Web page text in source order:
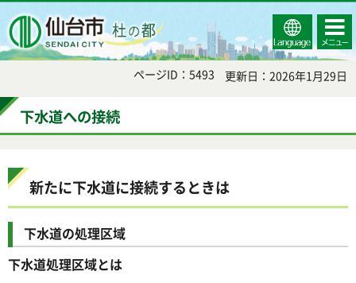
Select
Language
コンテ
ンツメ
ニュー
ページID：5493 更新日：2026年1月29日
下水道への接続
新たに下水道に接続するときは
下水道の処理区域
下水道処理区域とは